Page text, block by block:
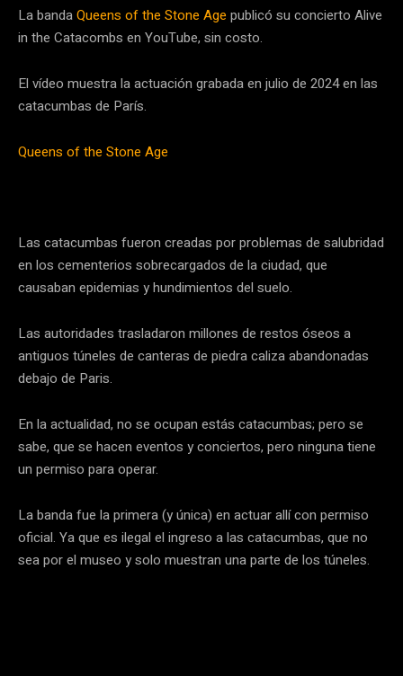
La bandaQueens of the Stone Age publicó su concierto Alive
in the Catacombs en YouTube, sin costo.
El vídeo muestra la actuación grabada en julio de 2024 en las
catacumbas de París.
Queens of the Stone Age
Las catacumbas fueron creadas por problemas de salubridad
en los cementerios sobrecargados de la ciudad, que
causaban epidemias y hundimientos del suelo.
Las autoridades trasladaron millones de restos óseos a
antiguos túneles de canteras de piedra caliza abandonadas
debajo de Paris.
En la actualidad, no se ocupan estás catacumbas; pero se
sabe, que se hacen eventos y conciertos, pero ninguna tiene
un permiso para operar.
La banda fue la primera (y única) en actuar allí con permiso
oficial. Ya que es ilegal el ingreso a las catacumbas, que no
sea por el museo y solo muestran una parte de los túneles.